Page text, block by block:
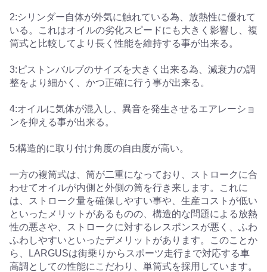
2:シリンダー自体が外気に触れている為、放熱性に優れて
いる。これはオイルの劣化スピードにも大きく影響し、複
筒式と比較してより長く性能を維持する事が出来る。
3:ピストンバルブのサイズを大きく出来る為、減衰力の調
整をより細かく、かつ正確に行う事が出来る。
4:オイルに気体が混入し、異音を発生させるエアレーショ
ンを抑える事が出来る。
5:構造的に取り付け角度の自由度が高い。
一方の複筒式は、筒が二重になっており、ストロークに合
わせてオイルが内側と外側の筒を行き来します。これに
は、ストローク量を確保しやすい事や、生産コストが低い
といったメリットがあるものの、構造的な問題による放熱
性の悪さや、ストロークに対するレスポンスが悪く、ふわ
ふわしやすいといったデメリットがあります。このことか
ら、LARGUSは街乗りからスポーツ走行まで対応する車
高調としての性能にこだわり、単筒式を採用しています。